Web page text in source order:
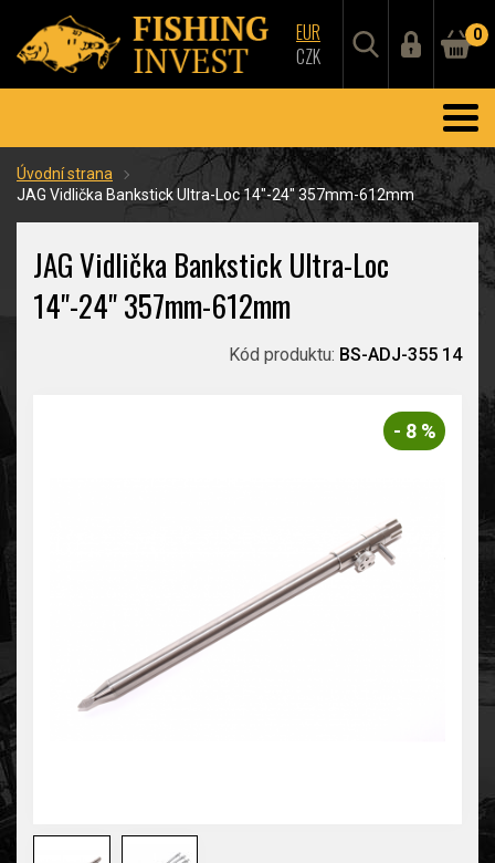
EUR
CZK
0
Úvodní strana
JAG Vidlička Bankstick Ultra-Loc 14"-24" 357mm-612mm
JAG Vidlička Bankstick Ultra-Loc
14"-24" 357mm-612mm
Kód produktu: BS-ADJ-355 14
- 8 %